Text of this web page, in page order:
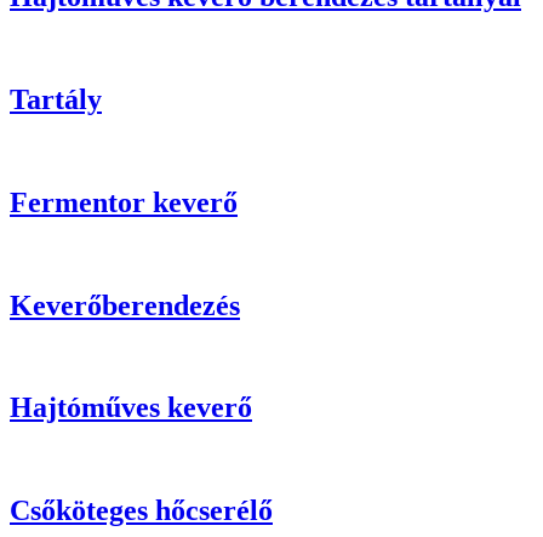
Tartály
Fermentor keverő
Keverőberendezés
Hajtóműves keverő
Csőköteges hőcserélő